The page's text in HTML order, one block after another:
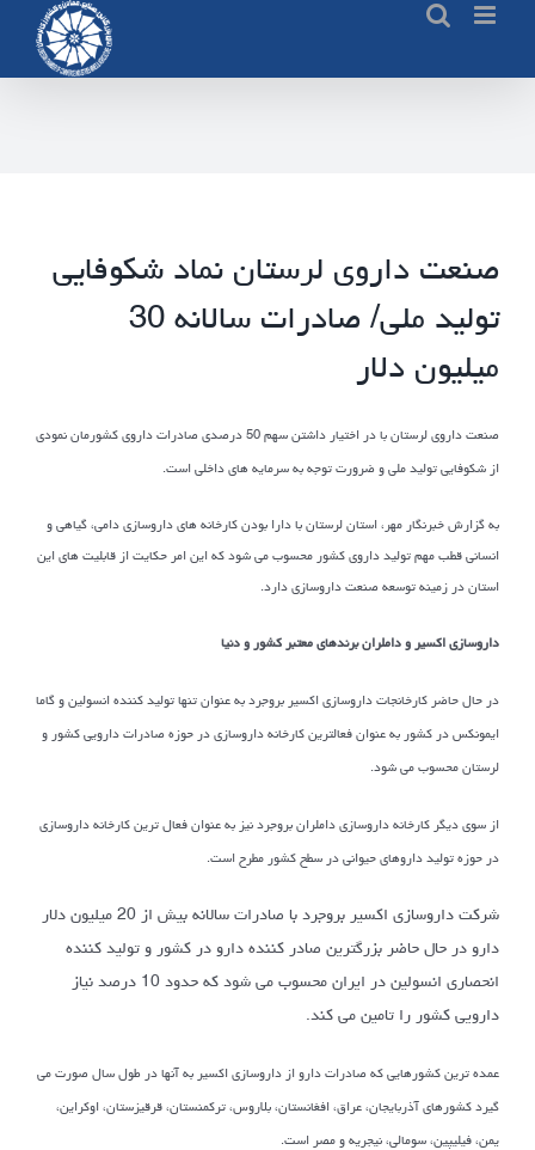
content
صنعت داروی لرستان نماد شکوفایی
تولید ملی/ صادرات سالانه 30
میلیون دلار
صنعت داروی لرستان با در اختیار داشتن سهم 50 درصدی صادرات داروی کشورمان نمودی
از شکوفایی تولید ملی و ضرورت توجه به سرمایه های داخلی است.
به گزارش خبرنگار مهر، استان لرستان با دارا بودن کارخانه های داروسازی دامی، گیاهی و
انسانی قطب مهم تولید داروی کشور محسوب می شود که این امر حکایت از قابلیت های این
استان در زمینه توسعه صنعت داروسازی دارد.
داروسازی اکسیر و داملران برندهای معتبر کشور و دنیا
در حال حاضر کارخانجات داروسازی اکسیر بروجرد به عنوان تنها تولید کننده انسولین و گاما
ایمونکس در کشور به عنوان فعالترین کارخانه داروسازی در حوزه صادرات دارویی کشور و
لرستان محسوب می شود.
از سوی دیگر کارخانه داروسازی داملران بروجرد نیز به عنوان فعال ترین کارخانه داروسازی
در حوزه تولید داروهای حیوانی در سطح کشور مطرح است.
شرکت داروسازی اکسیر بروجرد با صادرات سالانه بیش از 20 میلیون دلار
دارو در حال حاضر بزرگترین صادر کننده دارو در کشور و تولید کننده
انحصاری انسولین در ایران محسوب می شود که حدود 10 درصد نیاز
دارویی کشور را تامین می کند.
عمده ترین کشورهایی که صادرات دارو از داروسازی اکسیر به آنها در طول سال صورت می
گیرد کشورهای آذربایجان، عراق، افغانستان، بلاروس، ترکمنستان، قرقیزستان، اوکراین،
یمن، فیلیپین، سومالی، نیجریه و مصر است.